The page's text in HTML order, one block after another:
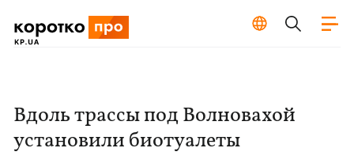
Вдоль трассы под Волновахой
установили биотуалеты